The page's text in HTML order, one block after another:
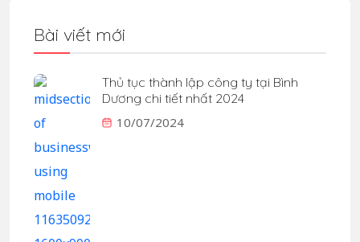
Bài viết mới
Thủ tục thành lập công ty tại Bình
Dương chi tiết nhất 2024
10/07/2024